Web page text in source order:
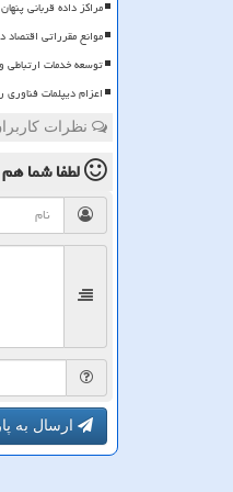
مراکز داده قربانی
موانع مقرراتی
توسعه خدمات ارتباطی
اعزام دیپلمات
نظرات
لطفا شما هم
ارسال به